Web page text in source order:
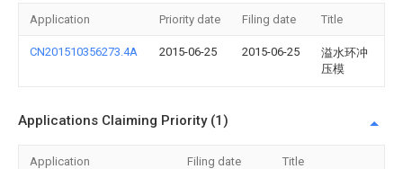
Application Priority date Filing date Title
CN201510356273.4A 2015-06-25 2015-06-25
溢水环冲
压模
Applications Claiming Priority (1)
Application Filing date Title